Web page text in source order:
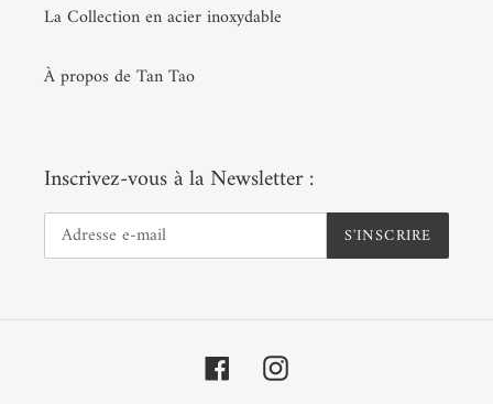
La Collection en acier inoxydable
À propos de Tan Tao
Inscrivez-vous à la Newsletter :
S'INSCRIRE
FacebookInstagram